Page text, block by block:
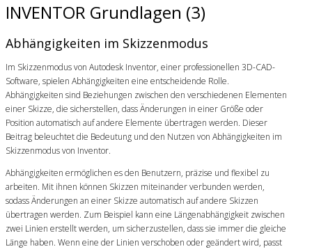
INVENTOR Grundlagen (3)
Abhängigkeiten im Skizzenmodus
Im Skizzenmodus von Autodesk Inventor, einer professionellen 3D-CAD-
Software, spielen Abhängigkeiten eine entscheidende Rolle.
Abhängigkeiten sind Beziehungen zwischen den verschiedenen Elementen
einer Skizze, die sicherstellen, dass Änderungen in einer Größe oder
Position automatisch auf andere Elemente übertragen werden. Dieser
Beitrag beleuchtet die Bedeutung und den Nutzen von Abhängigkeiten im
Skizzenmodus von Inventor.
Abhängigkeiten ermöglichen es den Benutzern, präzise und flexibel zu
arbeiten. Mit ihnen können Skizzen miteinander verbunden werden,
sodass Änderungen an einer Skizze automatisch auf andere Skizzen
übertragen werden. Zum Beispiel kann eine Längenabhängigkeit zwischen
zwei Linien erstellt werden, um sicherzustellen, dass sie immer die gleiche
Länge haben. Wenn eine der Linien verschoben oder geändert wird, passt